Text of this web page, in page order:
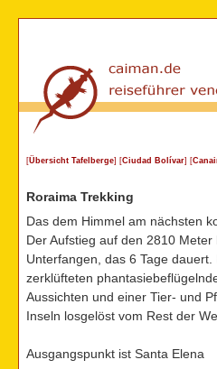
[Übersicht Tafelberge] [Ciudad Bolívar] [
Roraima Trekking
Das dem Himmel am nächsten
Der Aufstieg auf den 2810
Unterfangen, das 6 Tage
zerklüfteten
Aussichten und einer Tier- und
Inseln losgelöst vom Rest der
Ausgangspunkt ist Santa Elena